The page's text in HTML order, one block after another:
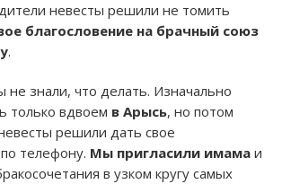
невесты решили не томить
благословение на брачный союз
.
не знали, что делать. Изначально
только вдвоем в Арысь, но потом
решили дать свое
телефону. Мы пригласили имама и
в узком кругу самых